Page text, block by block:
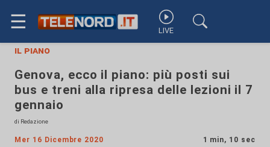
☰ LIVE
il piano
Genova, ecco il piano: più posti sui
bus e treni alla ripresa delle lezioni il 7
gennaio
di Redazione
Mer 16 Dicembre 2020 1 min, 10 sec